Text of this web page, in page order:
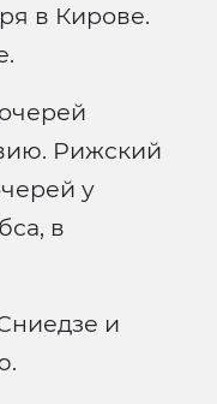
в Кирове.
Рижский
у
в
и